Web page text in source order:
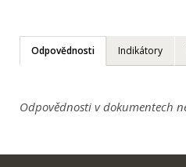
Odpovědnosti Indikátory
Odpovědnosti v dokumentech